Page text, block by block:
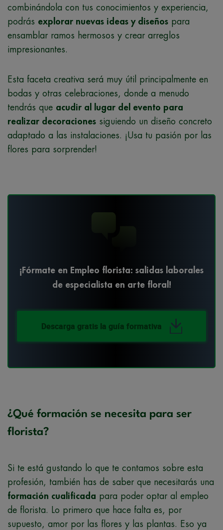
combinándola con tus conocimientos y experiencia,
podrás explorar nuevas ideas y diseños para
ensamblar ramos hermosos y crear arreglos
impresionantes.
Esta faceta creativa será muy útil principalmente en
bodas y otras celebraciones, donde a menudo
tendrás que acudir al lugar del evento para
realizar decoraciones siguiendo un diseño concreto
adaptado a las instalaciones. ¡Usa tu pasión por las
flores para sorprender!
¡Fórmate en Empleo florista: salidas laborales
de especialista en arte floral!
Descarga gratis la guía formativa
¿Qué formación se necesita para ser
florista?
Si te está gustando lo que te contamos sobre esta
profesión, también has de saber que necesitarás una
formación cualificada para poder optar al empleo
de florista. Lo primero que hace falta es, por
supuesto, amor por las flores y las plantas. Eso ya